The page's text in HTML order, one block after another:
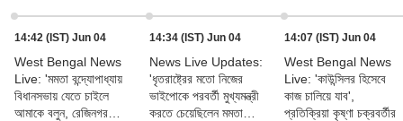
14:42 (IST) Jun 04
West Bengal News
Live: 'মমতা বন্দ্যোপাধ্যায়
বিধানসভায় যেতে চাইলে
আমাকে বলুন, রেজিনগর
14:34 (IST) Jun 04
News Live Updates:
'ধৃতরাষ্ট্রের মতো নিজের
ভাইপোকে পরবর্তী মুখ্যমন্ত্রী
করতে চেয়েছিলেন মমতা
14:07 (IST) Jun 04
West Bengal News
Live: 'কাউন্সিলর হিসেবে
কাজ চালিয়ে যাব',
প্রতিক্রিয়া কৃষ্ণা চক্রবর্তীর